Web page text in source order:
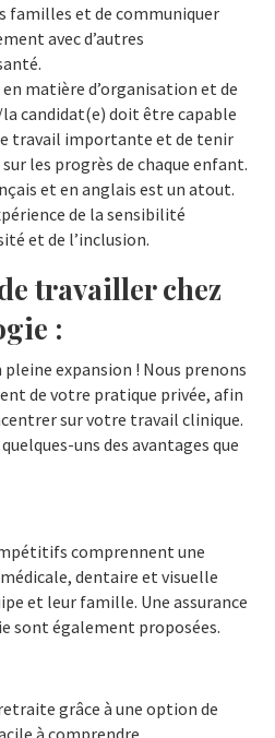
familles et de communiquer
avec d’autres
matière d’organisation et de
candidat(e) doit être capable
travail importante et de tenir
les progrès de chaque enfant.
et en anglais est un atout.
de la sensibilité
et de l’inclusion.
travailler chez
:
expansion ! Nous prenons
de votre pratique privée, afin
sur votre travail clinique.
uns des avantages que
comprennent une
dentaire et visuelle
et leur famille. Une assurance
sont également proposées.
grâce à une option de
à comprendre.